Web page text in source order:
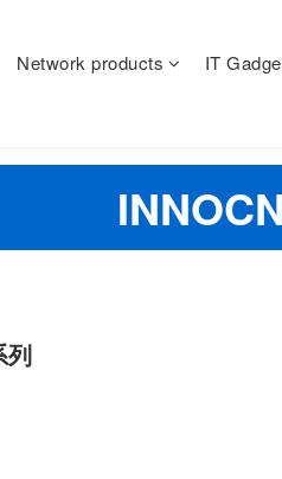
Network products IT
列